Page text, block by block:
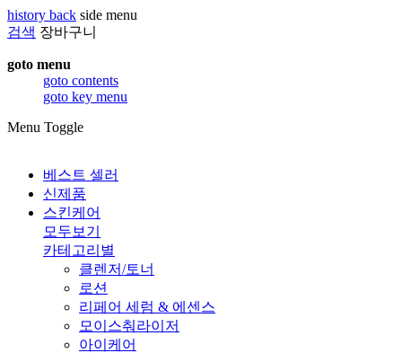
history back side menu
검색 장바구니
goto menu
goto contents
goto key menu
Menu Toggle
베스트 셀러
신제품
스킨케어
모두보기
카테고리별
클렌저/토너
로션
리페어 세럼 & 에센스
모이스춰라이저
아이케어